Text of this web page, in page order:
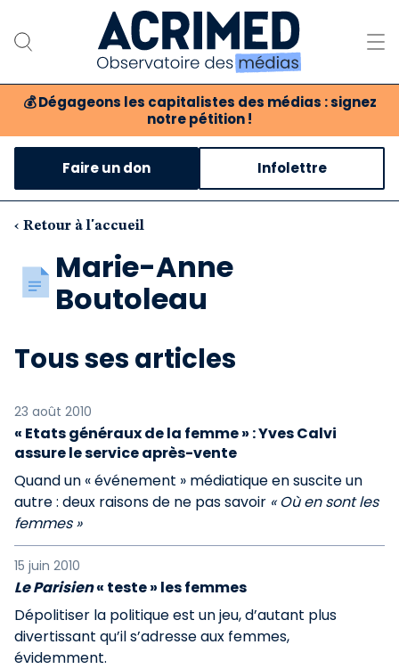
💰 Dégageons les capitalistes des médias : signez
notre pétition !
Notre association
Notre critique des médias
Nos propositions
Notre revue
Boutique
Faire un don Infolettre
‹ Retour à l'accueil
Marie-Anne
Boutoleau
Tous ses articles
23 août 2010
« Etats généraux de la femme » : Yves Calvi
assure le service après-vente
Quand un « événement » médiatique en suscite un
autre : deux raisons de ne pas savoir « Où en sont les
femmes »
15 juin 2010
Le Parisien« teste » les femmes
Dépolitiser la politique est un jeu, d’autant plus
divertissant qu’il s’adresse aux femmes,
évidemment.